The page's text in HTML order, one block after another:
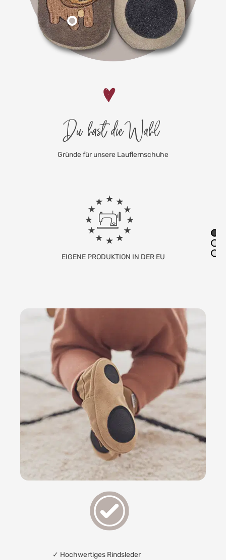
Du hast die Wahl
Gründe für unsere Lauflernschuhe
FAMILIENUNTERNEHMEN MIT SITZ IN
✓ Hochwertiges Rindsleder